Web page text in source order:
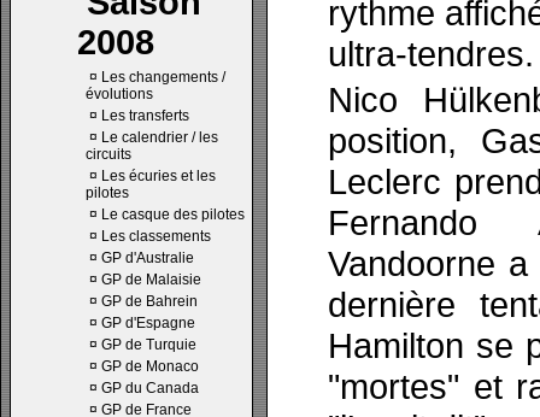
2008
¤ Les changements /
évolutions
¤ Les transferts
¤ Le calendrier / les
circuits
¤ Les écuries et les
pilotes
¤ Le casque des pilotes
¤ Les classements
¤ GP d'Australie
¤ GP de Malaisie
¤ GP de Bahrein
¤ GP d'Espagne
¤ GP de Turquie
¤ GP de Monaco
¤ GP du Canada
¤ GP de France
rythme
ultra-tendres.
Nico
position,
Leclerc
Vandoorne
dernière
Hamilton se
"mortes" et